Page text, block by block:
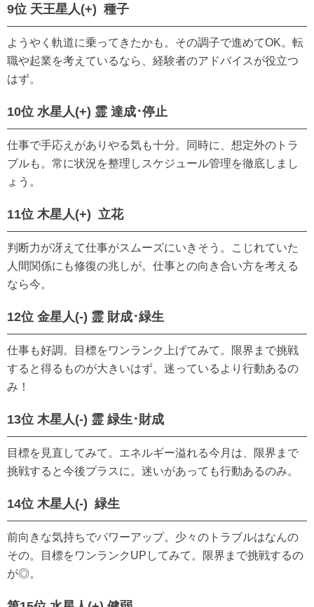
9位 天王星人(+) 種子
ようやく軌道に乗ってきたかも。その調子で進めてOK。転
職や起業を考えているなら、経験者のアドバイスが役立つ
はず。
10位 水星人(+) 霊 達成･停止
仕事で手応えがありやる気も十分。同時に、想定外のトラ
ブルも。常に状況を整理しスケジュール管理を徹底しまし
ょう。
11位 木星人(+) 立花
判断力が冴えて仕事がスムーズにいきそう。こじれていた
人間関係にも修復の兆しが。仕事との向き合い方を考える
なら今。
12位 金星人(-) 霊 財成･緑生
仕事も好調。目標をワンランク上げてみて。限界まで挑戦
すると得るものが大きいはず。迷っているより行動あるの
み！
13位 木星人(-) 霊 緑生･財成
目標を見直してみて。エネルギー溢れる今月は、限界まで
挑戦すると今後プラスに。迷いがあっても行動あるのみ。
14位 木星人(-) 緑生
前向きな気持ちでパワーアップ。少々のトラブルはなんの
その。目標をワンランクUPしてみて。限界まで挑戦するの
が◎。